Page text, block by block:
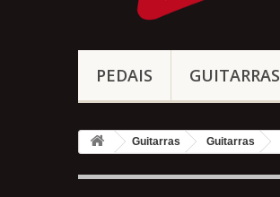
PEDAIS GUITARRAS
Guitarras Guitarras